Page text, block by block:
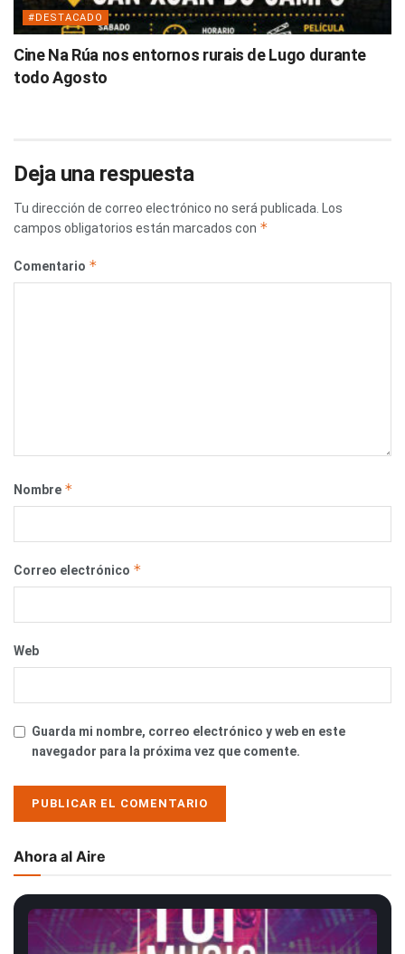
#DESTACADO
Cine Na Rúa nos entornos rurais de Lugo durante
todo Agosto
Deja una respuesta
Tu dirección de correo electrónico no será publicada.
Los
campos obligatorios están marcados con *
Comentario *
Nombre *
Correo electrónico *
Web
Guarda mi nombre, correo electrónico y web en este
navegador para la próxima vez que comente.
Ahora al Aire